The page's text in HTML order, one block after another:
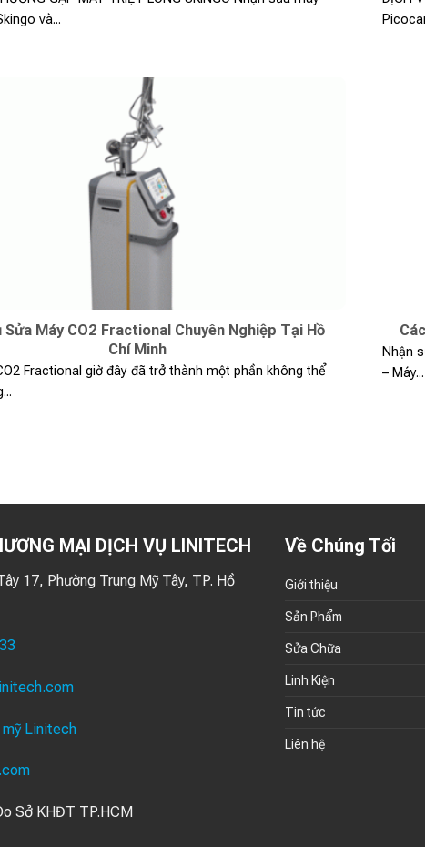
và...
Sửa Máy CO2 Fractional Chuyên Nghiệp Tại Hồ
Chí Minh
Fractional giờ đây đã trở thành một phần không thể
Nhận
– Máy...
MẠI DỊCH VỤ LINITECH
17, Phường Trung Mỹ Tây, TP. Hồ
Linitech
Sở KHĐT TP.HCM
Về Chúng Tối
Giới thiệu
Sản Phẩm
Sửa Chữa
Linh Kiện
Tin tức
Liên hệ